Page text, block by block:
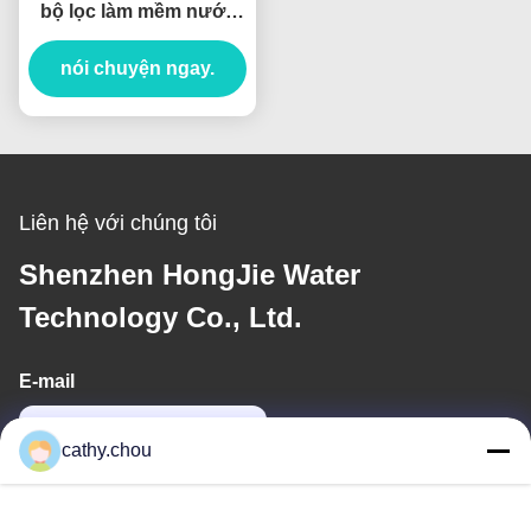
bộ lọc làm mềm nước
cứngĐối với động cơ
bắn trực tiếp hiệu quả
cao
nói chuyện ngay.
Liên hệ với chúng tôi
Shenzhen HongJie Water
Technology Co., Ltd.
E-mail
cathy.chou